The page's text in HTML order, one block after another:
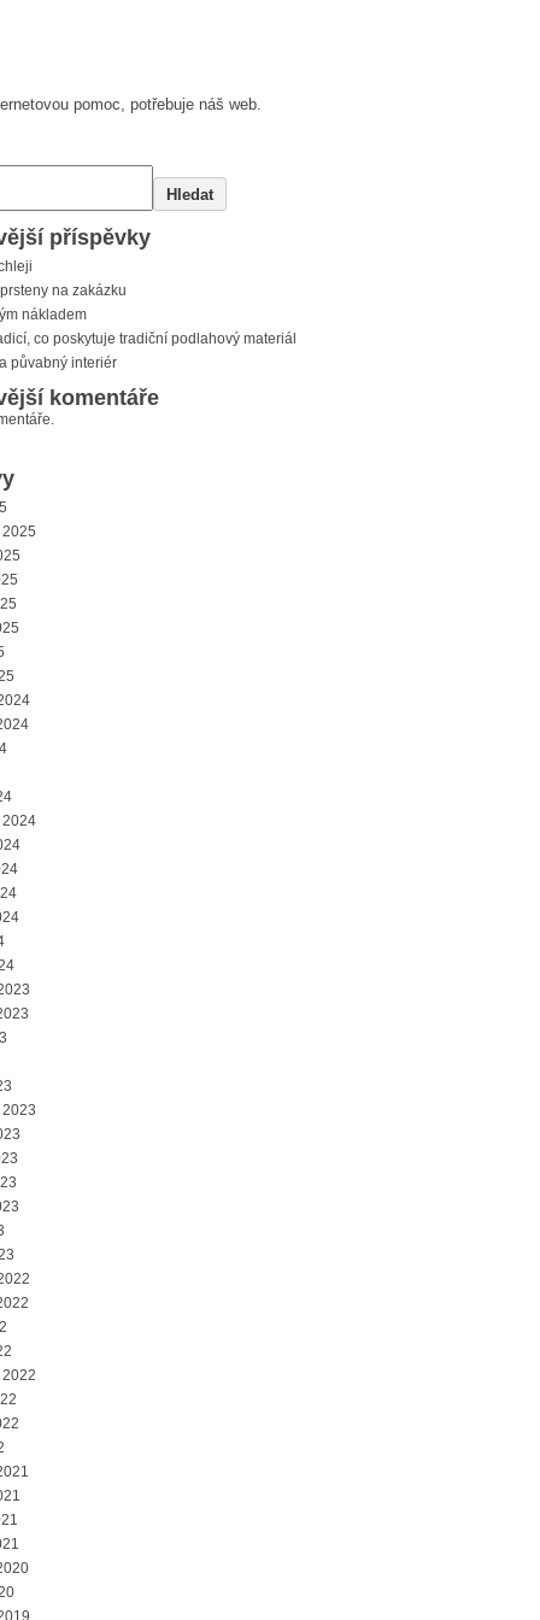
pomoc, potřebuje náš web.
Hledat
příspěvky
na zakázku
nákladem
co poskytuje tradiční podlahový materiál
půvabný interiér
komentáře